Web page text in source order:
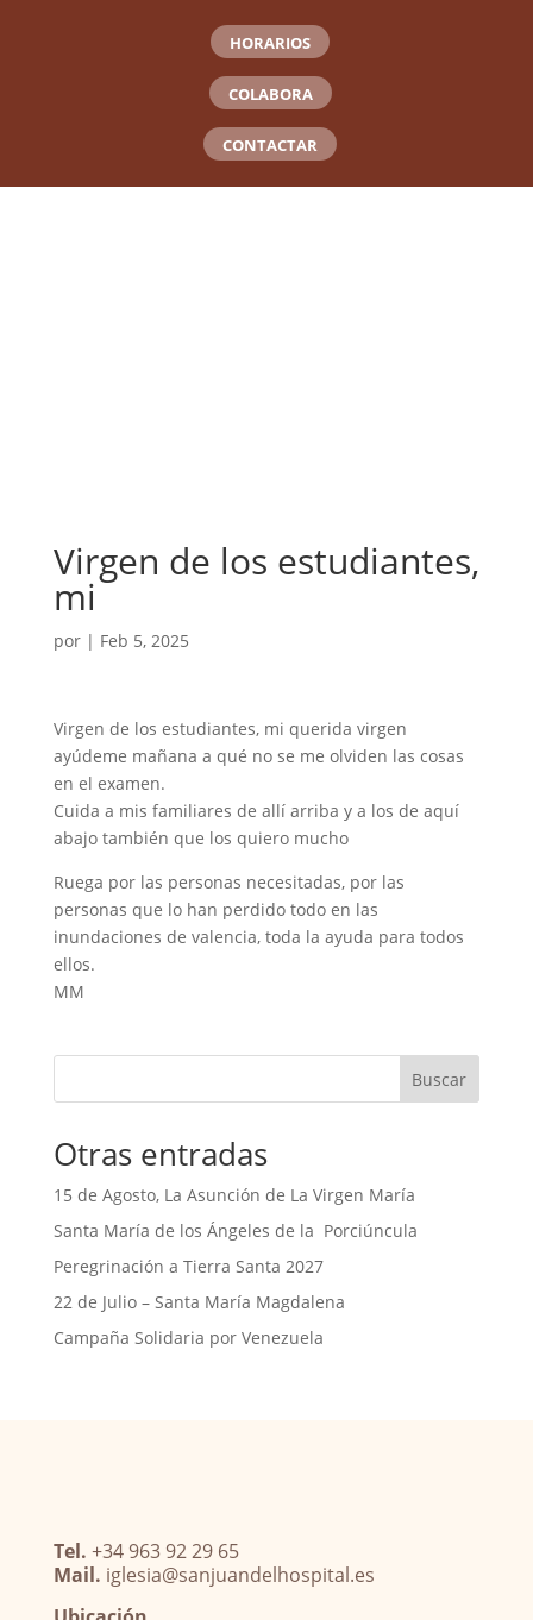
HORARIOS
COLABORA
CONTACTAR
Virgen de los estudiantes,
mi
por | Feb 5, 2025
Virgen de los estudiantes, mi querida virgen
ayúdeme mañana a qué no se me olviden las cosas
en el examen.
Cuida a mis familiares de allí arriba y a los de aquí
abajo también que los quiero mucho
Ruega por las personas necesitadas, por las
personas que lo han perdido todo en las
inundaciones de valencia, toda la ayuda para todos
ellos.
MM
Buscar
Otras entradas
15 de Agosto, La Asunción de La Virgen María
Santa María de los Ángeles de la Porciúncula
Peregrinación a Tierra Santa 2027
22 de Julio – Santa María Magdalena
Campaña Solidaria por Venezuela
Tel. +34 963 92 29 65
Mail. iglesia@sanjuandelhospital.es